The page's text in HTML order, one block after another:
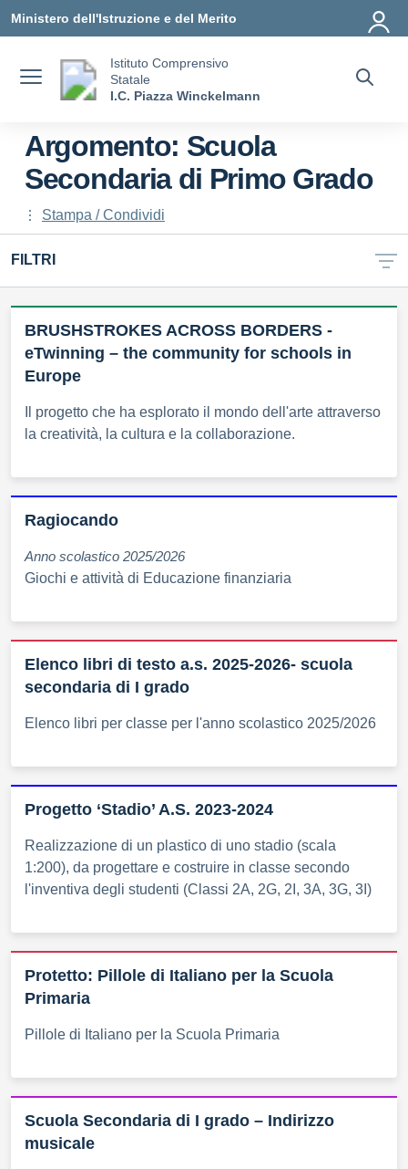
Ministero dell'Istruzione e del Merito
Istituto Comprensivo
Statale
I.C. Piazza Winckelmann
Argomento: Scuola
Secondaria di Primo Grado
Stampa / Condividi
FILTRI
BRUSHSTROKES ACROSS BORDERS -
eTwinning – the community for schools in
Europe
Il progetto che ha esplorato il mondo dell'arte attraverso
la creatività, la cultura e la collaborazione.
Ragiocando
Anno scolastico 2025/2026
Giochi e attività di Educazione finanziaria
Elenco libri di testo a.s. 2025-2026- scuola
secondaria di I grado
Elenco libri per classe per l'anno scolastico 2025/2026
Progetto ‘Stadio’ A.S. 2023-2024
Realizzazione di un plastico di uno stadio (scala
1:200), da progettare e costruire in classe secondo
l'inventiva degli studenti (Classi 2A, 2G, 2I, 3A, 3G, 3I)
Protetto: Pillole di Italiano per la Scuola
Primaria
Pillole di Italiano per la Scuola Primaria
Scuola Secondaria di I grado – Indirizzo
musicale